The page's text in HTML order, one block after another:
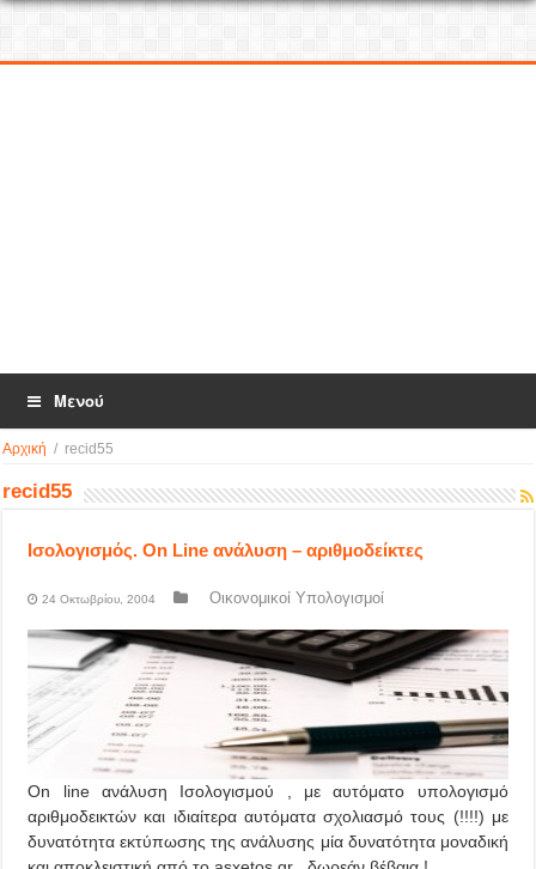
Μενού
Αρχική / recid55
recid55
Ισολογισμός. On Line ανάλυση – αριθμοδείκτες
24 Οκτωβρίου, 2004 Οικονομικοί Υπολογισμοί
On line ανάλυση Ισολογισμού , με αυτόματο υπολογισμό
αριθμοδεικτών και ιδιαίτερα αυτόματα σχολιασμό τους (!!!!) με
δυνατότητα εκτύπωσης της ανάλυσης μία δυνατότητα μοναδική